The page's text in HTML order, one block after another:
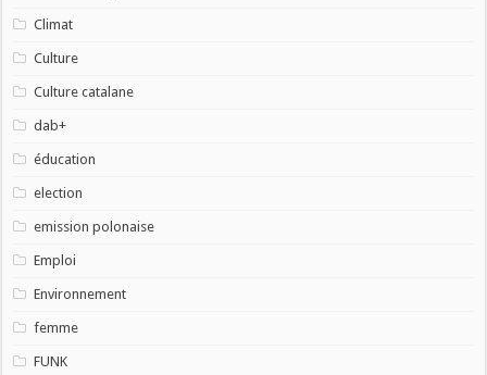
Climat
Culture
Culture catalane
dab+
éducation
election
emission polonaise
Emploi
Environnement
femme
FUNK